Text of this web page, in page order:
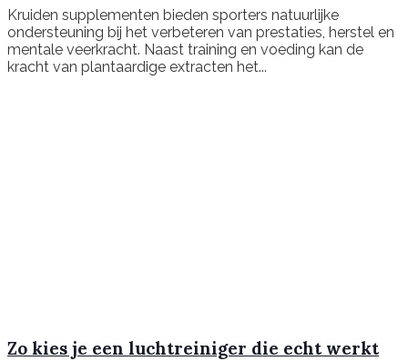
Kruiden supplementen bieden sporters natuurlijke
ondersteuning bij het verbeteren van prestaties, herstel en
mentale veerkracht. Naast training en voeding kan de
kracht van plantaardige extracten het...
Zo kies je een luchtreiniger die echt werkt